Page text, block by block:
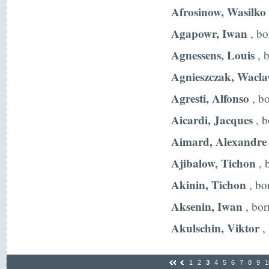
Afrosinow, Wasilko
Agapowr, Iwan ,
Agnessens, Louis ,
Agnieszczak,
Agresti, Alfonso ,
Aicardi, Jacques ,
Aimard, Alexandre
Ajibalow, Tichon ,
Akinin, Tichon ,
Aksenin, Iwan ,
Akulschin, Viktor,
1 2 3 4 5 6 7 8 9